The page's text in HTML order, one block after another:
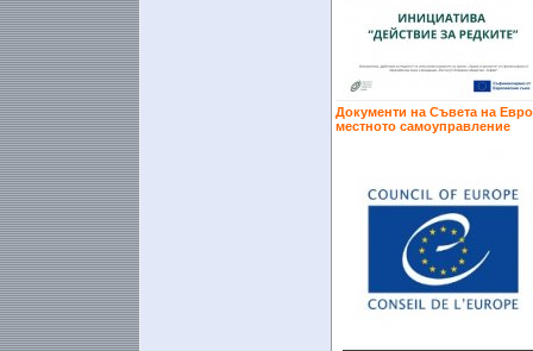
Документи на Съвета на
местното самоуправление